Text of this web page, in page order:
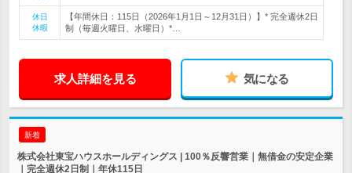
休日
休暇
【年間休日：115日（2026年1月1日～12月31日）】* 完全週休2日
制（毎週火曜日、水曜日）*…
求人詳細を見る 気になる
新着
株式会社東宝ハウスホールディングス | 100％反響営業｜無借金の安定企業
｜完全週休2日制｜年休115日